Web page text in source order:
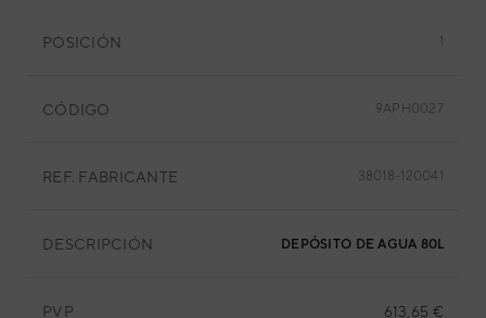
POSICIÓN 1
CÓDIGO 9APH0027
REF. FABRICANTE 38018-120041
DESCRIPCIÓN DEPÓSITO DE AGUA 80L
PVP 613,65 €